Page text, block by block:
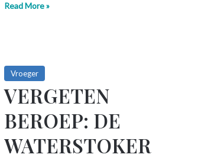
Read More »
Vroeger
VERGETEN
BEROEP: DE
WATERSTOKER